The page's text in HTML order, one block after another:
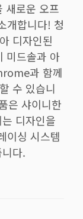
로운 오프
개합니다! 청
디자인된
미드솔과 아
과 함께
수 있습니
은 샤이니한
디자인을
이싱 시스템
다.